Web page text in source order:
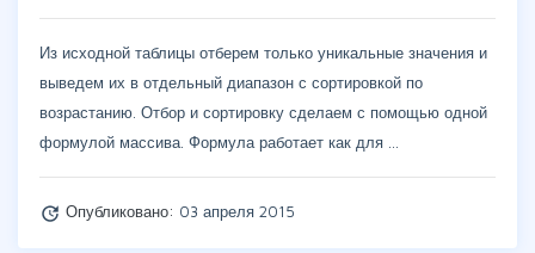
Из исходной таблицы отберем только уникальные значения и
выведем их в отдельный диапазон с сортировкой по
возрастанию. Отбор и сортировку сделаем с помощью одной
формулой массива. Формула работает как для …
update Опубликовано: 03 апреля 2015